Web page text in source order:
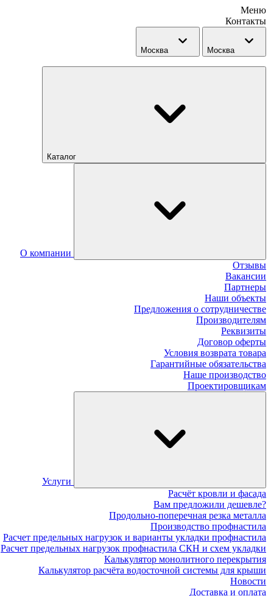
Меню
Контакты
Москва Москва
Каталог
О компании
Отзывы
Вакансии
Партнеры
Наши объекты
Предложения о сотрудничестве
Производителям
Реквизиты
Договор оферты
Условия возврата товара
Гарантийные обязательства
Наше производство
Проектировщикам
Услуги
Расчёт кровли и фасада
Вам предложили дешевле?
Продольно-поперечная резка металла
Производство профнастила
Расчет предельных нагрузок и варианты укладки профнастила
Расчет предельных нагрузок профнастила СКН и схем укладки
Калькулятор монолитного перекрытия
Калькулятор расчёта водосточной системы для крыши
Новости
Доставка и оплата